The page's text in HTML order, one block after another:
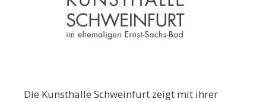
Die Kunsthalle Schweinfurt zeigt mit ihrer